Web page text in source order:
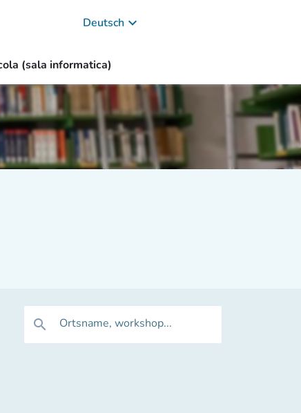
Deutsch keyboard_arrow_down
(sala informatica)
search Ortsname, workshop...